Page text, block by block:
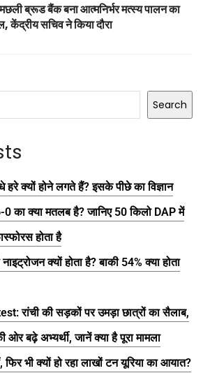
मछली ब्रूड बैंक बना आत्मनिर्भर मत्स्य पालन का
केंद्रीय सचिव ने किया दौरा
Search
हरे क्यों होने लगते हैं? इसके पीछे का विज्ञान
0 का क्या मतलब है? जानिए 50 किलो DAP में
होता है
क्यों होता है? बाकी 54% क्या होता
रांची की सड़कों पर उमड़ा छात्रों का सैलाब,
ओर बढ़े अभ्यर्थी, जानें क्या है पूरा मामला
भी क्यों हो रहा लाखों टन यूरिया का आयात?